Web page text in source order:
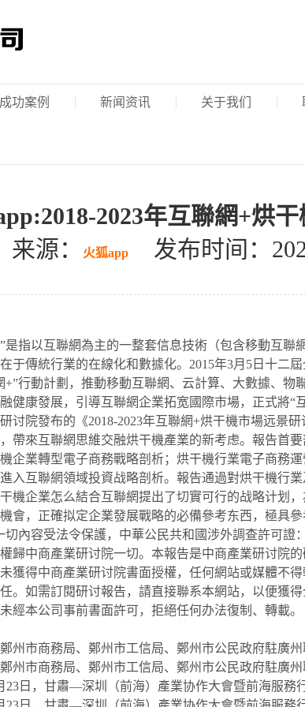
成功案例 新闻资讯 关于我们
2023年互聯網+烘
来源：
火狐app发布时间：
指以互聯網為主的一整套信息技術（包含移動互聯
于傳統行業的在線化和數據化。2015年3月5日十二
+”行動計劃，推動移動互聯網、云計算、大數據、
健康發展，引導互聯網企業拓宽國際市場，正式將“
院發布的《2018-2023年互聯網+烘干機市場远景研
帶來互聯網思維交融烘干機產業的新考虑。報告首
企業轉型電子商務戰略剖析；烘干機行業電子商務
入互聯網領域投資战略剖析。報告通過對烘干機行
機企業怎么結合互聯網提出了切實可行的战略计划
會，正確拟定企業發展戰略的必備參考东西，極具參
容受法令保護，中華公民共和國涉外調查許可證
歸中商產業研讨院一切。本報告是中商產業研讨院
獲得中商產業研讨院書面授權，任何網站或媒體不
。如需訂閱研讨報告，請直接聯系本網站，以便獲
經本公司事前書面許可，拒絕任何办法復制、轉載
市商務局、鄭州市工信局、鄭州市公民政府駐廣州
市商務局、鄭州市工信局、鄭州市公民政府駐廣州
日，甘肅—深圳（前海）產業协作大會暨前海服務